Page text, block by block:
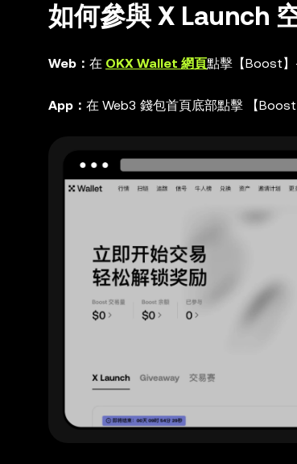
如何參與 X Launch
Web： 在 OKX Wallet 網頁點擊【Boost】
App： 在 Web3 錢包首頁底部點擊 【Boost